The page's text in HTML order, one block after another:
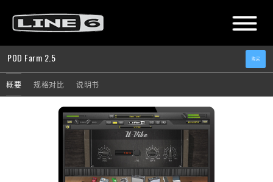
POD Farm 2.5 购买
概要 规格对比 说明书